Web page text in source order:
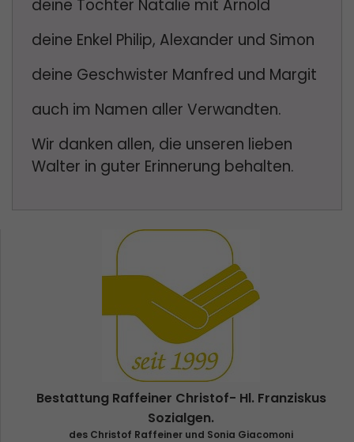
deine Tochter Natalie mit Arnold
deine Enkel Philip, Alexander und Simon
deine Geschwister Manfred und Margit
auch im Namen aller Verwandten.
Wir danken allen, die unseren lieben
Walter in guter Erinnerung behalten.
Bestattung Raffeiner Christof- Hl. Franziskus
Sozialgen.
des Christof Raffeiner und Sonia Giacomoni